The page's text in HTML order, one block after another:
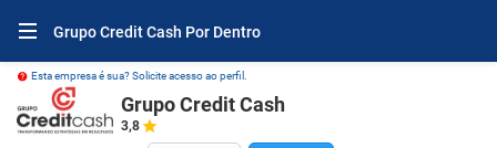
Grupo Credit Cash Por Dentro
Esta empresa é sua? Solicite acesso ao perfil.
Grupo Credit Cash
3,8